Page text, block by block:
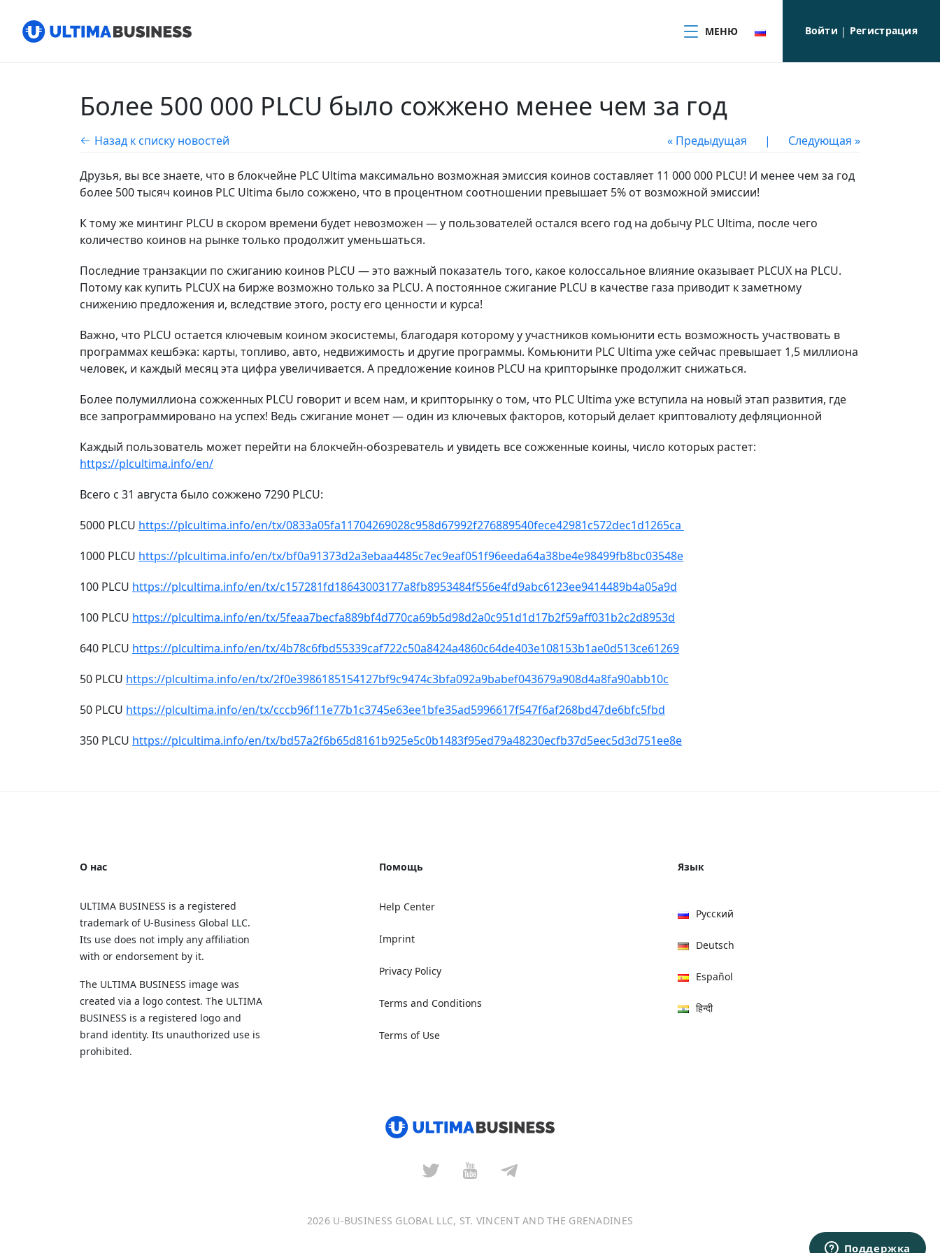
МЕНЮ Войти | Регистрация
Более 500 000 PLCU было сожжено менее чем за год
Назад к списку новостей « Предыдущая | Следующая »
Друзья, вы все знаете, что в блокчейне PLC Ultima максимально возможная эмиссия коинов составляет 11 000 000 PLCU! И менее чем за год
более 500 тысяч коинов PLC Ultima было сожжено, что в процентном соотношении превышает 5% от возможной эмиссии!
К тому же минтинг PLCU в скором времени будет невозможен — у пользователей остался всего год на добычу PLC Ultima, после чего
количество коинов на рынке только продолжит уменьшаться.
Последние транзакции по сжиганию коинов PLCU — это важный показатель того, какое колоссальное влияние оказывает PLCUX на PLCU.
Потому как купить PLCUX на бирже возможно только за PLCU. А постоянное сжигание PLCU в качестве газа приводит к заметному
снижению предложения и, вследствие этого, росту его ценности и курса!
Важно, что PLCU остается ключевым коином экосистемы, благодаря которому у участников комьюнити есть возможность участвовать в
программах кешбэка: карты, топливо, авто, недвижимость и другие программы. Комьюнити PLC Ultima уже сейчас превышает 1,5 миллиона
человек, и каждый месяц эта цифра увеличивается. А предложение коинов PLCU на крипторынке продолжит снижаться.
Более полумиллиона сожженных PLCU говорит и всем нам, и крипторынку о том, что PLC Ultima уже вступила на новый этап развития, где
все запрограммировано на успех! Ведь сжигание монет — один из ключевых факторов, который делает криптовалюту дефляционной
Каждый пользователь может перейти на блокчейн-обозреватель и увидеть все сожженные коины, число которых растет:
https://plcultima.info/en/
Всего с 31 августа было сожжено 7290 PLCU:
5000 PLCU https://plcultima.info/en/tx/0833a05fa11704269028c958d67992f276889540fece42981c572dec1d1265ca
1000 PLCU https://plcultima.info/en/tx/bf0a91373d2a3ebaa4485c7ec9eaf051f96eeda64a38be4e98499fb8bc03548e
100 PLCU https://plcultima.info/en/tx/c157281fd18643003177a8fb8953484f556e4fd9abc6123ee9414489b4a05a9d
100 PLCU https://plcultima.info/en/tx/5feaa7becfa889bf4d770ca69b5d98d2a0c951d1d17b2f59aff031b2c2d8953d
640 PLCU https://plcultima.info/en/tx/4b78c6fbd55339caf722c50a8424a4860c64de403e108153b1ae0d513ce61269
50 PLCU https://plcultima.info/en/tx/2f0e3986185154127bf9c9474c3bfa092a9babef043679a908d4a8fa90abb10c
50 PLCU https://plcultima.info/en/tx/cccb96f11e77b1c3745e63ee1bfe35ad5996617f547f6af268bd47de6bfc5fbd
350 PLCU https://plcultima.info/en/tx/bd57a2f6b65d8161b925e5c0b1483f95ed79a48230ecfb37d5eec5d3d751ee8e
О нас
ULTIMA BUSINESS is a registered
trademark of U‑Business Global LLC.
Its use does not imply any affiliation
with or endorsement by it.
The ULTIMA BUSINESS image was
created via a logo contest. The ULTIMA
BUSINESS is a registered logo and
brand identity. Its unauthorized use is
prohibited.
Помощь
Help Center
Imprint
Privacy Policy
Terms and Conditions
Terms of Use
Язык
Русский
Deutsch
Español
हिन्दी
2026 U-BUSINESS GLOBAL LLC, ST. VINCENT AND THE GRENADINES